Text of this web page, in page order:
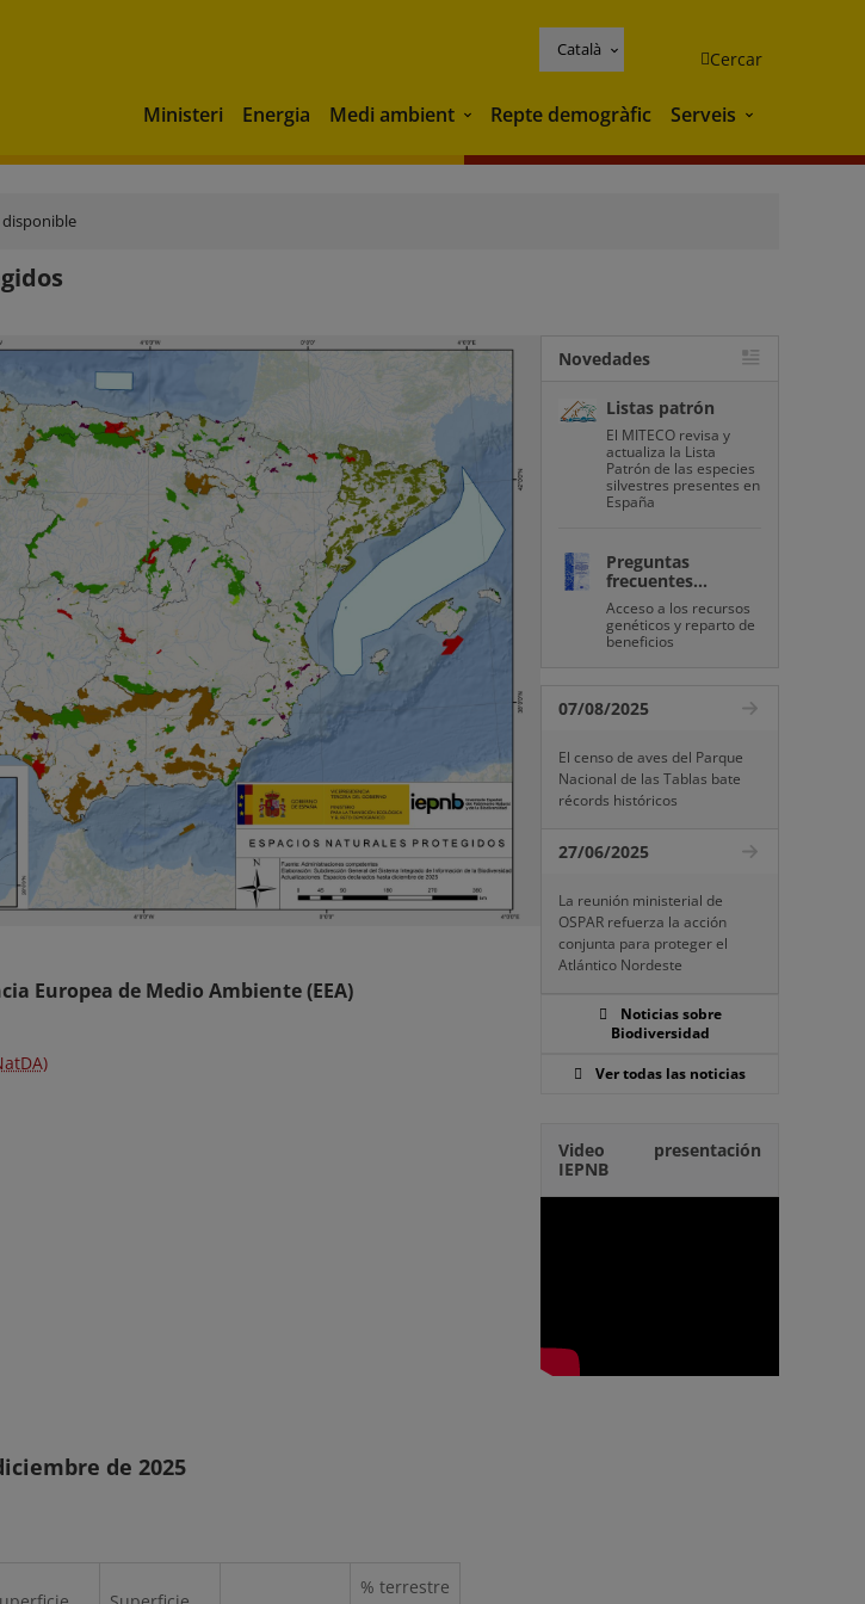
Català Cercar
Ministeri Energia Medi ambient Medi ambient
Repte demogràfic Serveis Serveis
Europea de Medio Ambiente (EEA)
de 2025
% terrestre
Novedades
Listas patrón
El MITECO revisa y
actualiza la Lista
Patrón de las especies
silvestres presentes en
España
Preguntas
frecuentes...
Acceso a los recursos
genéticos y reparto de
beneficios
07/08/2025
El censo de aves del Parque
Nacional de las Tablas bate
récords históricos
27/06/2025
La reunión ministerial de
OSPAR refuerza la acción
conjunta para proteger el
Atlántico Nordeste
Noticias sobre
Biodiversidad
Ver todas las noticias
Video presentación
IEPNB